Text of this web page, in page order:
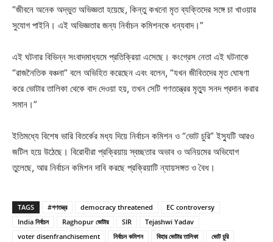
“জীবনে অনেক অদ্ভুত অভিজ্ঞতা হয়েছে, কিন্তু কখনো মৃত ব্যক্তিদের সঙ্গে চা খাওয়ার
সুযোগ পাইনি। এই অভিজ্ঞতার জন্য নির্বাচন কমিশনকে ধন্যবাদ।”
এই ঘটনার বিভিন্ন সংবাদমাধ্যমে প্রতিক্রিয়া এসেছে। কংগ্রেস নেতা এই ঘটনাকে
“রাজনৈতিক বঞ্চনা” বলে অভিহিত করেছেন এবং বলেন, “যখন জীবিতদের মৃত ঘোষণা
করে ভোটার তালিকা থেকে বাদ দেওয়া হয়, তখন সেটি গণতন্ত্রের মৃত্যু সনদ প্রদান করার
সমান।”
ইতিমধ্যে বিশেষ ভারি বিতর্কের মধ্য দিয়ে নির্বাচন কমিশন ও “ভোট চুরি” ইস্যুটি আরও
জটিল হয়ে উঠেছে। বিরোধীরা প্রক্রিয়ায় স্বচ্ছতার অভাব ও অনিয়মের অভিযোগ
তুলেছে, আর নির্বাচন কমিশন দাবি করছে প্রক্রিয়াটি ন্যায়সঙ্গত ও বৈধ।
TAGS #গণতন্ত্র democracy threatened
EC controversy
India নির্বাচন
Raghopur ভোটার SIR
Tejashwi Yadav
voter disenfranchisement
নির্বাচন কমিশন বিহার ভোটার তালিকা
ভোট চুরি